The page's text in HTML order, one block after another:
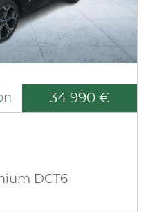
34 990 €
DCT6